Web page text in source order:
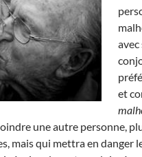
avec
et
une autre personne,
mais qui mettra en danger